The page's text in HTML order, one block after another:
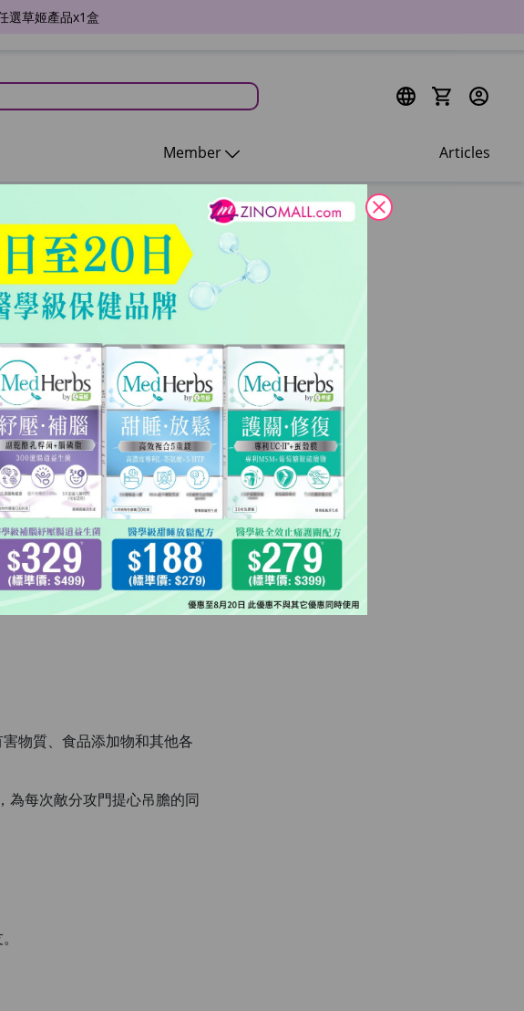
選草姬產品x1盒
Member Articles
先曼城的 77 分，但曼城緊
相同數字，就順序以對賽積
態。
曼城亦都來勢洶洶。作為球
，其實隱藏著對身體、尤其
物質、食品添加物和其他各
為每次敵分攻門提心吊膽的同
close